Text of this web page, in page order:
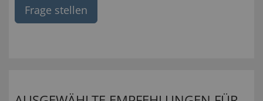
Frage stellen